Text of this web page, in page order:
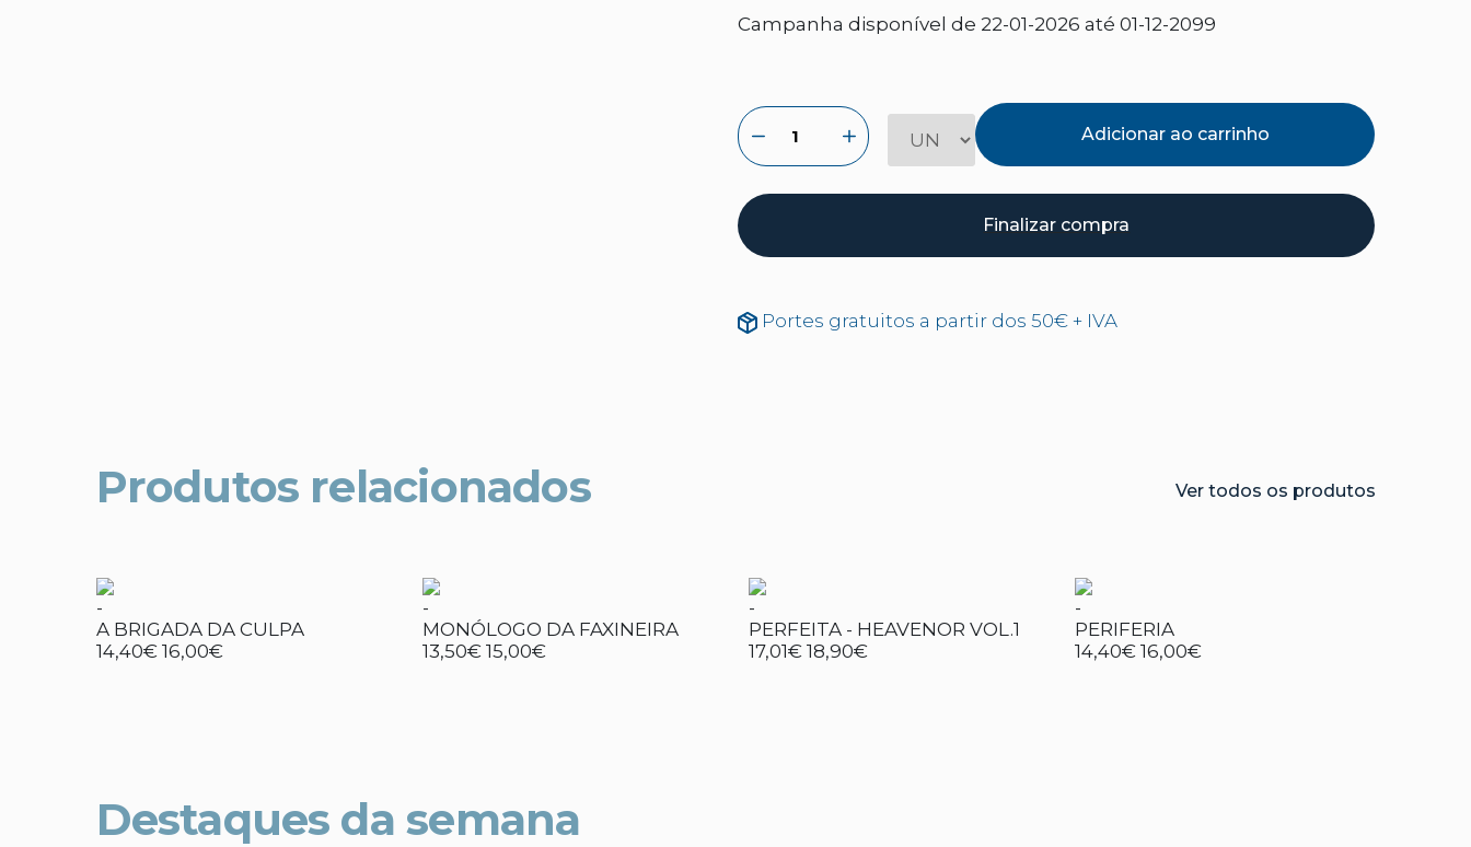
Campanha disponível de 22-01-2026 até 01-12-2099
Adicionar ao carrinho
Finalizar compra
Portes gratuitos a partir dos 50€ + IVA
Produtos relacionados Ver todos os produtos
-
A BRIGADA DA CULPA
14,40€ 16,00€
-
MONÓLOGO DA FAXINEIRA
13,50€ 15,00€
-
PERFEITA - HEAVENOR VOL.1
17,01€ 18,90€
-
PERIFERIA
14,40€ 16,00€
Destaques da semana